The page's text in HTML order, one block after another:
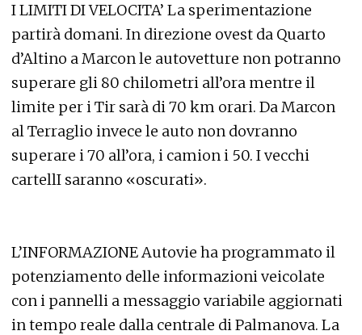
I LIMITI DI VELOCITA’ La sperimentazione
partirà domani. In direzione ovest da Quarto
d’Altino a Marcon le autovetture non potranno
superare gli 80 chilometri all’ora mentre il
limite per i Tir sarà di 70 km orari. Da Marcon
al Terraglio invece le auto non dovranno
superare i 70 all’ora, i camion i 50. I vecchi
cartellI saranno «oscurati».
L’INFORMAZIONE Autovie ha programmato il
potenziamento delle informazioni veicolate
con i pannelli a messaggio variabile aggiornati
in tempo reale dalla centrale di Palmanova. La